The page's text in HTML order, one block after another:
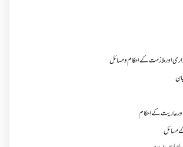
داری اور ملازمت کے احکام و مسائل
کے احکام
مسائل